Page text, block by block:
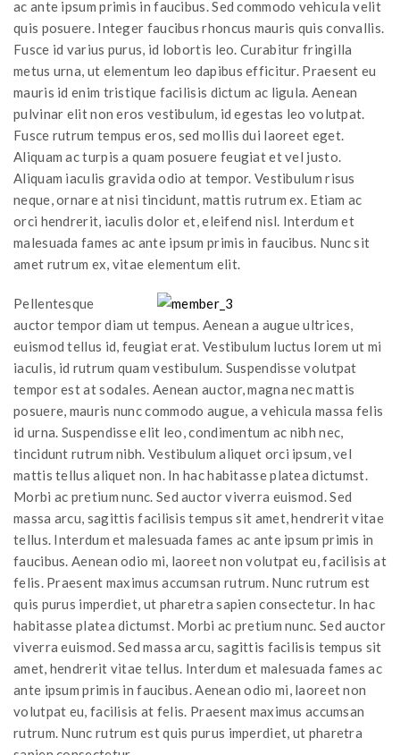
ac ante ipsum primis in faucibus. Sed commodo vehicula velit
quis posuere. Integer faucibus rhoncus mauris quis convallis.
Fusce id varius purus, id lobortis leo. Curabitur fringilla
metus urna, ut elementum leo dapibus efficitur. Praesent eu
mauris id enim tristique facilisis dictum ac ligula. Aenean
pulvinar elit non eros vestibulum, id egestas leo volutpat.
Fusce rutrum tempus eros, sed mollis dui laoreet eget.
Aliquam ac turpis a quam posuere feugiat et vel justo.
Aliquam iaculis gravida odio at tempor. Vestibulum risus
neque, ornare at nisi tincidunt, mattis rutrum ex. Etiam ac
orci hendrerit, iaculis dolor et, eleifend nisl. Interdum et
malesuada fames ac ante ipsum primis in faucibus. Nunc sit
amet rutrum ex, vitae elementum elit.
Pellentesque
auctor tempor diam ut tempus. Aenean a augue ultrices,
euismod tellus id, feugiat erat. Vestibulum luctus lorem ut mi
iaculis, id rutrum quam vestibulum. Suspendisse volutpat
tempor est at sodales. Aenean auctor, magna nec mattis
posuere, mauris nunc commodo augue, a vehicula massa felis
id urna. Suspendisse elit leo, condimentum ac nibh nec,
tincidunt rutrum nibh. Vestibulum aliquet orci ipsum, vel
mattis tellus aliquet non. In hac habitasse platea dictumst.
Morbi ac pretium nunc. Sed auctor viverra euismod. Sed
massa arcu, sagittis facilisis tempus sit amet, hendrerit vitae
tellus. Interdum et malesuada fames ac ante ipsum primis in
faucibus. Aenean odio mi, laoreet non volutpat eu, facilisis at
felis. Praesent maximus accumsan rutrum. Nunc rutrum est
quis purus imperdiet, ut pharetra sapien consectetur. In hac
habitasse platea dictumst. Morbi ac pretium nunc. Sed auctor
viverra euismod. Sed massa arcu, sagittis facilisis tempus sit
amet, hendrerit vitae tellus. Interdum et malesuada fames ac
ante ipsum primis in faucibus. Aenean odio mi, laoreet non
volutpat eu, facilisis at felis. Praesent maximus accumsan
rutrum. Nunc rutrum est quis purus imperdiet, ut pharetra